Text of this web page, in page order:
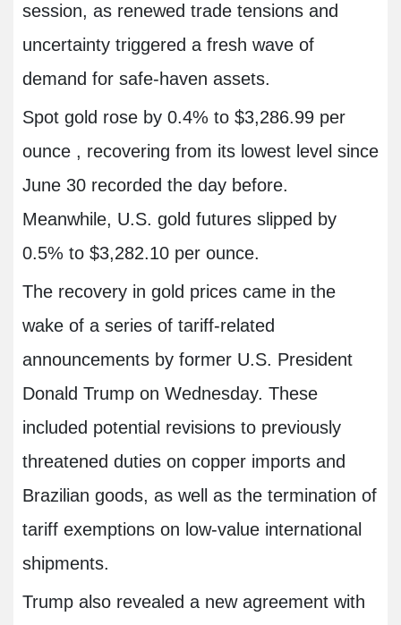
session, as renewed trade tensions and
uncertainty triggered a fresh wave of
demand for safe-haven assets.
Spot gold rose by 0.4% to $3,286.99 per
ounce , recovering from its lowest level since
June 30 recorded the day before.
Meanwhile, U.S. gold futures slipped by
0.5% to $3,282.10 per ounce.
The recovery in gold prices came in the
wake of a series of tariff-related
announcements by former U.S. President
Donald Trump on Wednesday. These
included potential revisions to previously
threatened duties on copper imports and
Brazilian goods, as well as the termination of
tariff exemptions on low-value international
shipments.
Trump also revealed a new agreement with